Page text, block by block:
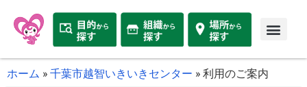
ホーム »千葉市越智いきいきセンター »利用のご案内